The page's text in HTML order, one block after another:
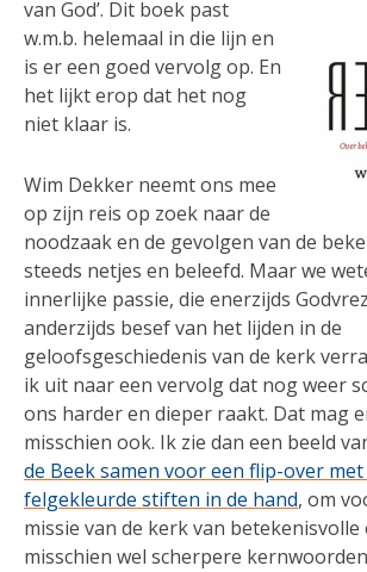
van God’. Dit boek past
w.m.b. helemaal in die lijn en
is er een goed vervolg op. En
het lijkt erop dat het nog
niet klaar is.
Wim Dekker neemt ons mee
op zijn reis op zoek naar de
noodzaak en de gevolgen van de
steeds netjes en beleefd. Maar we
innerlijke passie, die enerzijds
anderzijds besef van het lijden in de
geloofsgeschiedenis van de kerk
ik uit naar een vervolg dat nog weer
ons harder en dieper raakt. Dat mag
misschien ook. Ik zie dan een beeld
de Beek samen voor een flip-over
felgekleurde stiften in de hand, om
missie van de kerk van
misschien wel scherpere